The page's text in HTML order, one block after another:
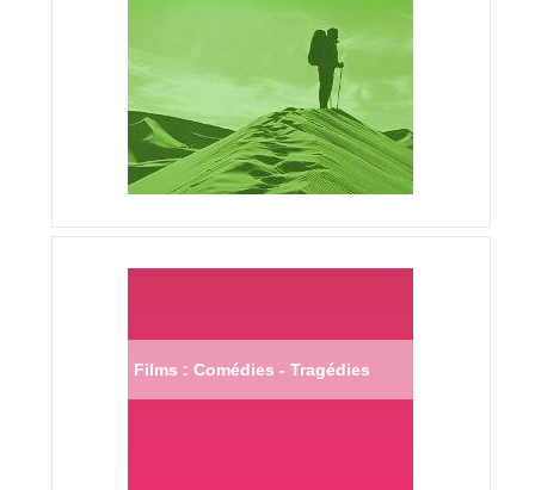
Films : Comédies - Tragédies